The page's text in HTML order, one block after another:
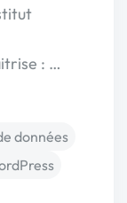
: …
données